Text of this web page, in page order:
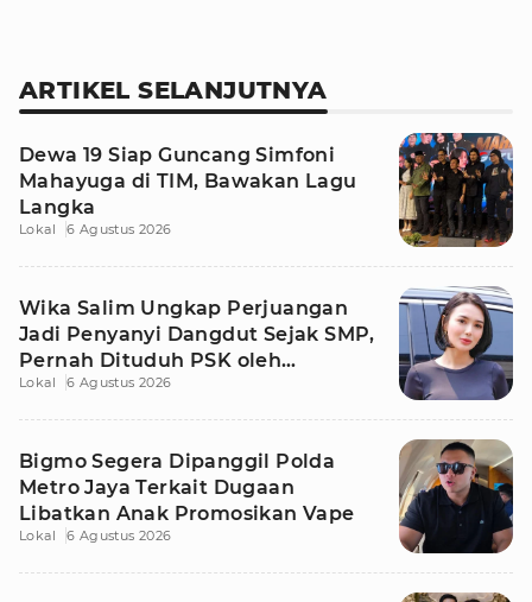
ARTIKEL SELANJUTNYA
Dewa 19 Siap Guncang Simfoni
Mahayuga di TIM, Bawakan Lagu
Langka
Lokal 6 Agustus 2026
Wika Salim Ungkap Perjuangan
Jadi Penyanyi Dangdut Sejak SMP,
Pernah Dituduh PSK oleh
Tetangga
Lokal 6 Agustus 2026
Bigmo Segera Dipanggil Polda
Metro Jaya Terkait Dugaan
Libatkan Anak Promosikan Vape
Lokal 6 Agustus 2026